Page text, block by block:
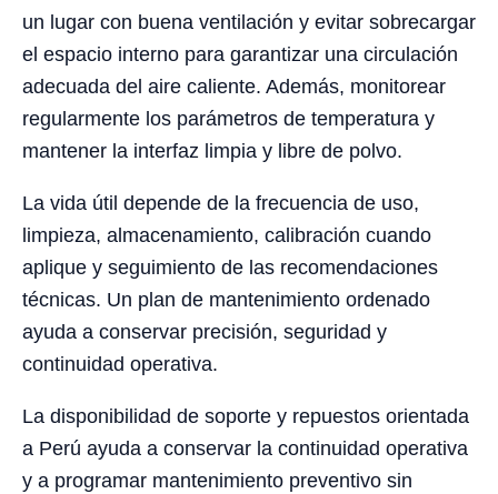
un lugar con buena ventilación y evitar sobrecargar
el espacio interno para garantizar una circulación
adecuada del aire caliente. Además, monitorear
regularmente los parámetros de temperatura y
mantener la interfaz limpia y libre de polvo.
La vida útil depende de la frecuencia de uso,
limpieza, almacenamiento, calibración cuando
aplique y seguimiento de las recomendaciones
técnicas. Un plan de mantenimiento ordenado
ayuda a conservar precisión, seguridad y
continuidad operativa.
La disponibilidad de soporte y repuestos orientada
a Perú ayuda a conservar la continuidad operativa
y a programar mantenimiento preventivo sin